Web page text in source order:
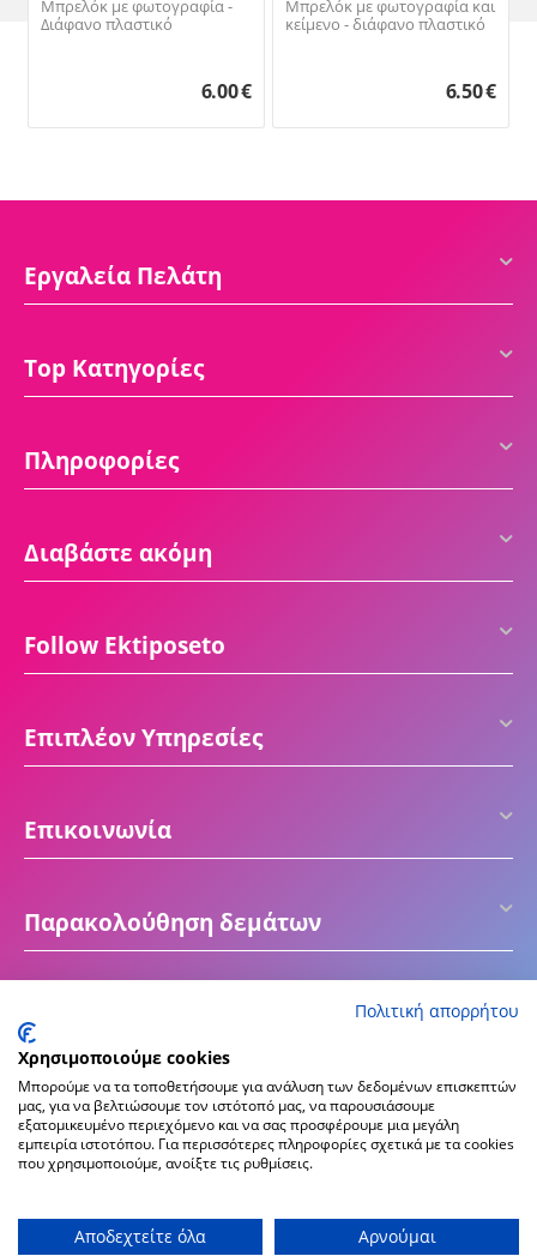
Μπρελόκ με φωτογραφία -
Διάφανο πλαστικό
6.00€
Μπρελόκ με φωτογραφία και
κείμενο - διάφανο πλαστικό
6.50€
Εργαλεία Πελάτη
Top Κατηγορίες
Πληροφορίες
Διαβάστε ακόμη
Follow Ektiposeto
Επιπλέον Υπηρεσίες
Επικοινωνία
Παρακολούθηση δεμάτων
© 2016 - 2026 ektiposeto.gr
Create & Hosting by
Πολιτική απορρήτου
Χρησιμοποιούμε cookies
Μπορούμε να τα τοποθετήσουμε για ανάλυση των δεδομένων επισκεπτών
μας, για να βελτιώσουμε τον ιστότοπό μας, να παρουσιάσουμε
εξατομικευμένο περιεχόμενο και να σας προσφέρουμε μια μεγάλη
εμπειρία ιστοτόπου. Για περισσότερες πληροφορίες σχετικά με τα cookies
που χρησιμοποιούμε, ανοίξτε τις ρυθμίσεις.
Αποδεχτείτε όλα Αρνούμαι